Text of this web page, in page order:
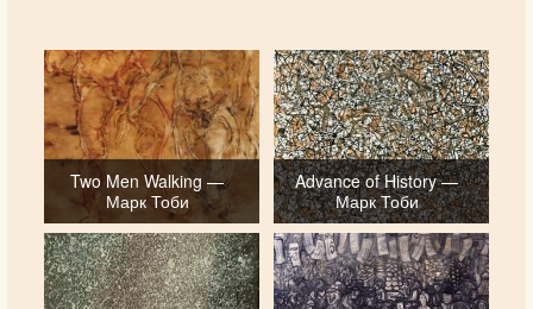
Two Men Walking —
Марк Тоби
Advance of History —
Марк Тоби